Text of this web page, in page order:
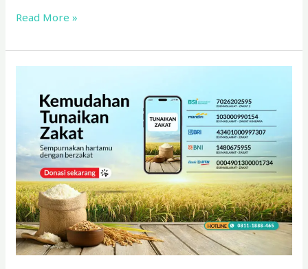
Read More »
Tunaikan
Zakat
BSI
Maslahat